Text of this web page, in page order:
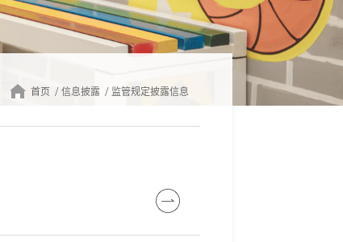
首页 信息披露 监管规定披露信息